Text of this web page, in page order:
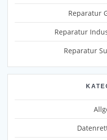
Reparatur
Reparatur
Reparatur